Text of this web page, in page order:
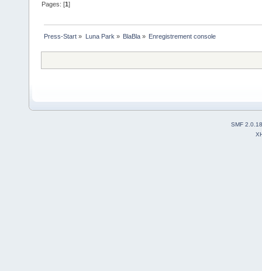
Pages: [1]
Press-Start » Luna Park » BlaBla» Enregistrement console
SMF 2.0.18